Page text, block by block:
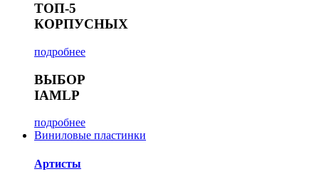
ТОП-5
КОРПУСНЫХ
подробнее
ВЫБОР
IAMLP
подробнее
Виниловые пластинки
Артисты